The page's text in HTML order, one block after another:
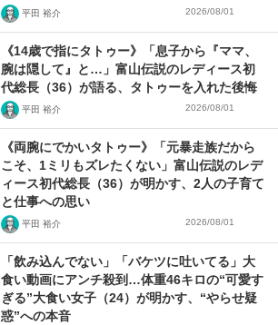
平田 裕介 2026/08/01
《14歳で指にタトゥー》「息子から『ママ、
腕は隠して』と…」富山伝説のレディース初
代総長（36）が語る、タトゥーを入れた後悔
平田 裕介 2026/08/01
《両腕にでかいタトゥー》「元暴走族だから
こそ、1ミリもズレたくない」富山伝説のレデ
ィース初代総長（36）が明かす、2人の子育て
と仕事への思い
平田 裕介 2026/08/01
「飲み込んでない」「バケツに吐いてる」大
食い動画にアンチ殺到…体重46キロの“可愛す
ぎる”大食い女子（24）が明かす、“やらせ疑
惑”への本音